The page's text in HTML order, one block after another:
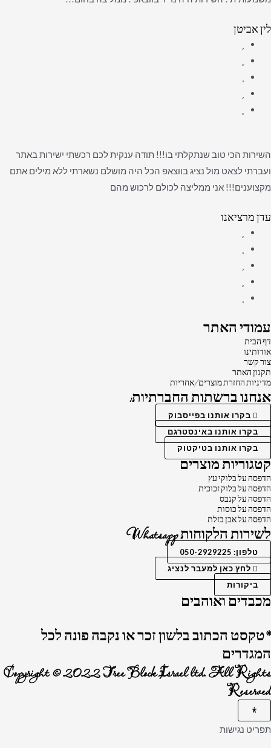
לין אביטן
השירות הכי טוב שנתקלתי בו!!! תודה ענקית לכם רכשתי ישירות באתר
ועברתי לצאט מול נציג בווצאפ הכל היה מושלם נשארתי ללא מילים אתם
מקצוענים!!! אני ממליצה לכולם לרכוש מהם
עדן מרציאנו
עמודי האתר
דף הבית
אודותינו
צור קשר
תקנון האתר
מדיניות החזרת מוצרים/אחריות
אנחנו ברשתות החברתיות:
בקרו אותנו בפייסבוק
בקרו אותנו באינסטרגם
בקרו אותנו בטיקטוק
קטגוריות מוצרים
הדפסה על בלוקי עץ
הדפסה על בלוק זכוכית
הדפסה על קנבס
הדפסה על כוסות
הדפסה על אבן בזלת
לשירות הלקוחות Whatsapp
טלפון: 050-2929225
לחץ כאן למעבר לנציג
ביקורות
מכבדים ואוהבים
*טקסט הכתוב בלשון זכר או נקבה פונה לכל
המגדרים
Copyright © 2022 Tree Block Israel ltd. All Rights
Reserved
תפריט נגישות